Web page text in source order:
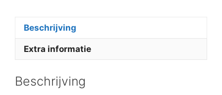
Beschrijving
Extra informatie
Beschrijving